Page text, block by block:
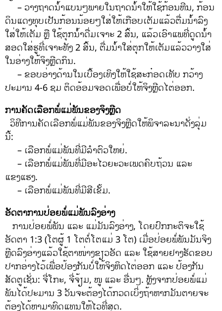
– ວາງຖາດນໍ້າແບນໆພາຍໃນຖາດນໍ້າໃຫ້ໃຊ້ກ້ອນຫີນ, ກ້ອນ
ດິນແດງທຸບເປັນກ້ອນນ້ອຍໆໃສ່ໃຫ້ເກືອບເຕັມແລ້ວຕື່ມນ້ໍາລົງ
ໃສ່ໃຫ້ເຕັມ ຫຼື ໃຊ້ຕຸກນໍ້າດື່ມເຈາະ 2 ສົ້ນ, ແລ້ວເອົາແພທີ່ດູດນໍ້າ
ສອດໃສ່ຮູທີ່ເຈາະທັງ 2 ສົ້ນ, ຕື່ມນໍ້າໃສ່ຕຸກໃຫ້ເຕັມແລ້ວວາງໃສ່
ໃນອ່າງໃຫ້ຈິງຫຼີດກິນ.
– ຂອບອ່າງດ້ານໃນເບື້ອງເທິງໃຫ້ໃຊ້ສະກ໋ອດເທັບ ກວ້າງ
ປະມານ 4-6 ຊມ ຕິດອ້ອມຈອດເພື່ອບໍ່ໃຫ້ຈິງຫຼີດໄຕ່ອອກ.
ການຄັດເລືອກພໍ່ແມ່ພັນຂອງຈິງຫຼີດ
ວິທີການຄັດເລືອກພໍ່ແມ່ພັນຂອງຈິງຫຼີດໃຫ້ພິຈາລະນາດັ່ງລຸ່ມ
ນີ້:
– ເລືອກພໍ່ແມ່ພັນທີ່ມີລໍາຕົວໃຫຍ່.
– ເລືອກພໍ່ແມ່ພັນທີ່ມີອະໄວຍະວະເພດຄົບຖ້ວນ ແລະ
ແຂງແຮງ.
– ເລືອກພໍ່ແມ່ພັນທີ່ມີສີເຂັ້ມ.
ອັດຕາການປ່ອຍພໍ່ແມ່ພັນລົງອ່າງ
ການປ່ອຍພໍ່ພັນ ແລະ ແມ່ມັນລົງອ່າງ, ໂດຍປົກກະຕິຈະໃຊ້
ອັດຕາ 1:3 (ໂຕຜູ້ 1 ໂຕຕໍ່ໂຕແມ່ 3 ໂຕ) ເມື່ອປ່ອຍພໍ່ພັນມັນຈິງ
ຫຼີດລົງອ່າງແລ້ວໃຊ້ຕາໜ່າງຂຽວອັດ ແລະ ໃຊ້ສາຍຢາງຮັດຂອບ
ປາກອ່າງໄວ້ເພື່ອປ້ອງກັນບໍ່ໃຫ້ຈິງຫິດໄຕ່ອອກ ແລະ ປ້ອງກັນ
ສັດຕູເຊັ່ນ: ຈີ່ໂກະ, ຈີ່ຈ້ຽມ, ໜູ ແລະ ອື່ນໆ. ຫຼັງຈາກປ່ອຍພໍ່ແມ່
ພັນໄດ້ປະມານ 3 ວັນຈະຕ້ອງໄດ້ກວດເບິ່ງຖ້າຫາກມັນຕາຍຈະ
ຕ້ອງໄດ້ຫາມາທົດແທນໃຫ້ໄວທີ່ສຸດ.